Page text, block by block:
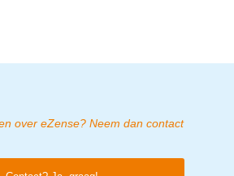
over eZense? Neem dan contact